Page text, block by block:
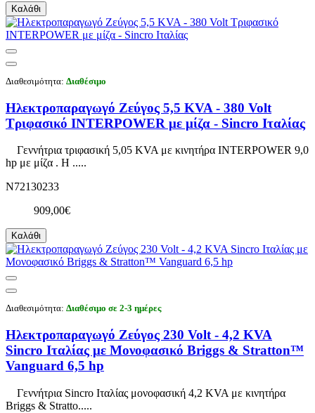
Καλάθι
Διαθεσιμότητα: Διαθέσιμο
Ηλεκτροπαραγωγό Ζεύγος 5,5 KVA - 380 Volt
Τριφασικό INTERPOWER με μίζα - Sincro Ιταλίας
Γεννήτρια τριφασική 5,05 KVA με κινητήρα INTERPOWER 9,0
hp με μίζα . Η .....
N72130233
909,00€
Καλάθι
Διαθεσιμότητα: Διαθέσιμο σε 2-3 ημέρες
Ηλεκτροπαραγωγό Ζεύγος 230 Volt - 4,2 KVA
Sincro Ιταλίας με Μονοφασικό Briggs & Stratton™
Vanguard 6,5 hp
Γεννήτρια Sincro Ιταλίας μονοφασική 4,2 KVA με κινητήρα
Briggs & Stratto.....